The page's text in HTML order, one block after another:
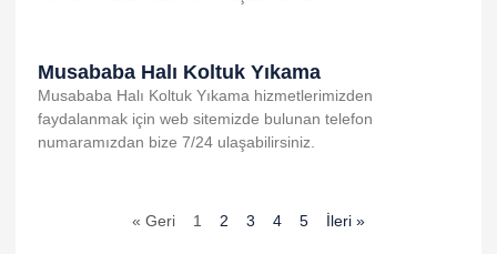
Musababa Halı Koltuk Yıkama
Musababa Halı Koltuk Yıkama hizmetlerimizden
faydalanmak için web sitemizde bulunan telefon
numaramızdan bize 7/24 ulaşabilirsiniz.
« Geri 1 2 3 4 5 İleri »